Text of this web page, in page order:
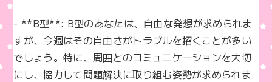
- **B型**: B型のあなたは、自由な発想が求められま
すが、今週はその自由さがトラブルを招くことが多い
でしょう。特に、周囲とのコミュニケーションを大切
にし、協力して問題解決に取り組む姿勢が求められま